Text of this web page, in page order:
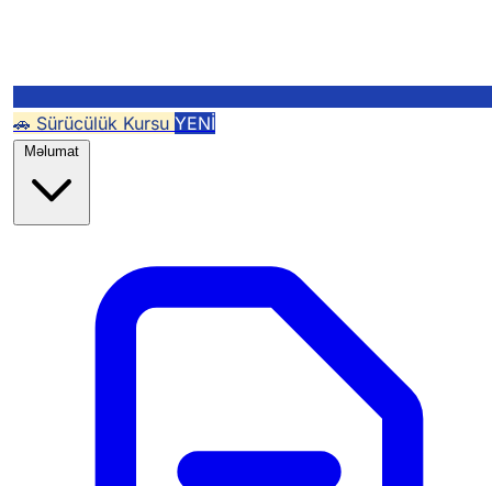
🚗 Sürücülük Kursu YENİ
Məlumat